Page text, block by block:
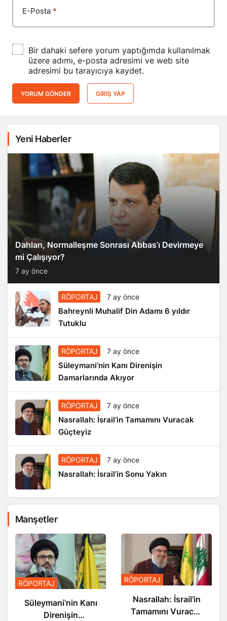
E-Posta *
Bir dahaki sefere yorum yaptığımda kullanılmak
üzere adımı, e-posta adresimi ve web site
adresimi bu tarayıcıya kaydet.
YORUM GÖNDER GIRIŞ YAP
Yeni Haberler
Dahlan, Normalleşme Sonrası Abbas’ı Devirmeye
mi Çalışıyor?
7 ay önce
RÖPORTAJ 7 ay önce
Bahreynli Muhalif Din Adamı 6 yıldır
Tutuklu
RÖPORTAJ 7 ay önce
Süleymani’nin Kanı Direnişin
Damarlarında Akıyor
RÖPORTAJ 7 ay önce
Nasrallah: İsrail’in Tamamını Vuracak
Güçteyiz
RÖPORTAJ 7 ay önce
Nasrallah: İsrail’in Sonu Yakın
Manşetler
RÖPORTAJ
Süleymani’nin Kanı
Direnişin
RÖPORTAJ
Nasrallah: İsrail’in
Tamamını Vuracak